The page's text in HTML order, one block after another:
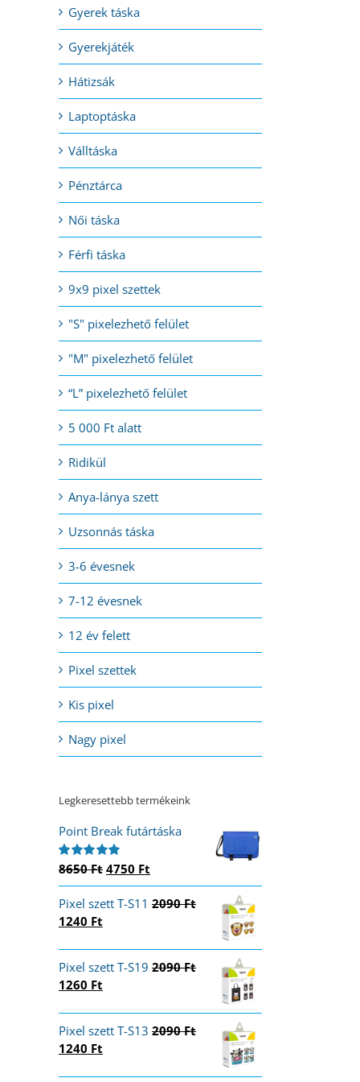
Gyerek táska
Gyerekjáték
Hátizsák
Laptoptáska
Válltáska
Pénztárca
Női táska
Férfi táska
9x9 pixel szettek
"S" pixelezhető felület
"M" pixelezhető felület
“L” pixelezhető felület
5 000 Ft alatt
Ridikül
Anya-lánya szett
Uzsonnás táska
3-6 évesnek
7-12 évesnek
12 év felett
Pixel szettek
Kis pixel
Nagy pixel
Legkeresettebb termékeink
Point Break futártáska
Értékelés:
8650Ft Original
price
was:
4750 Ft
price
is:
Pixel szett T-S11 2090Ft
Original
2090 Ft.
1240 Ft
1240 Ft.
Pixel szett T-S19 2090Ft
Original
2090 Ft.
1260 Ft
1260 Ft.
Pixel szett T-S13 2090Ft
Original
1240 Ft